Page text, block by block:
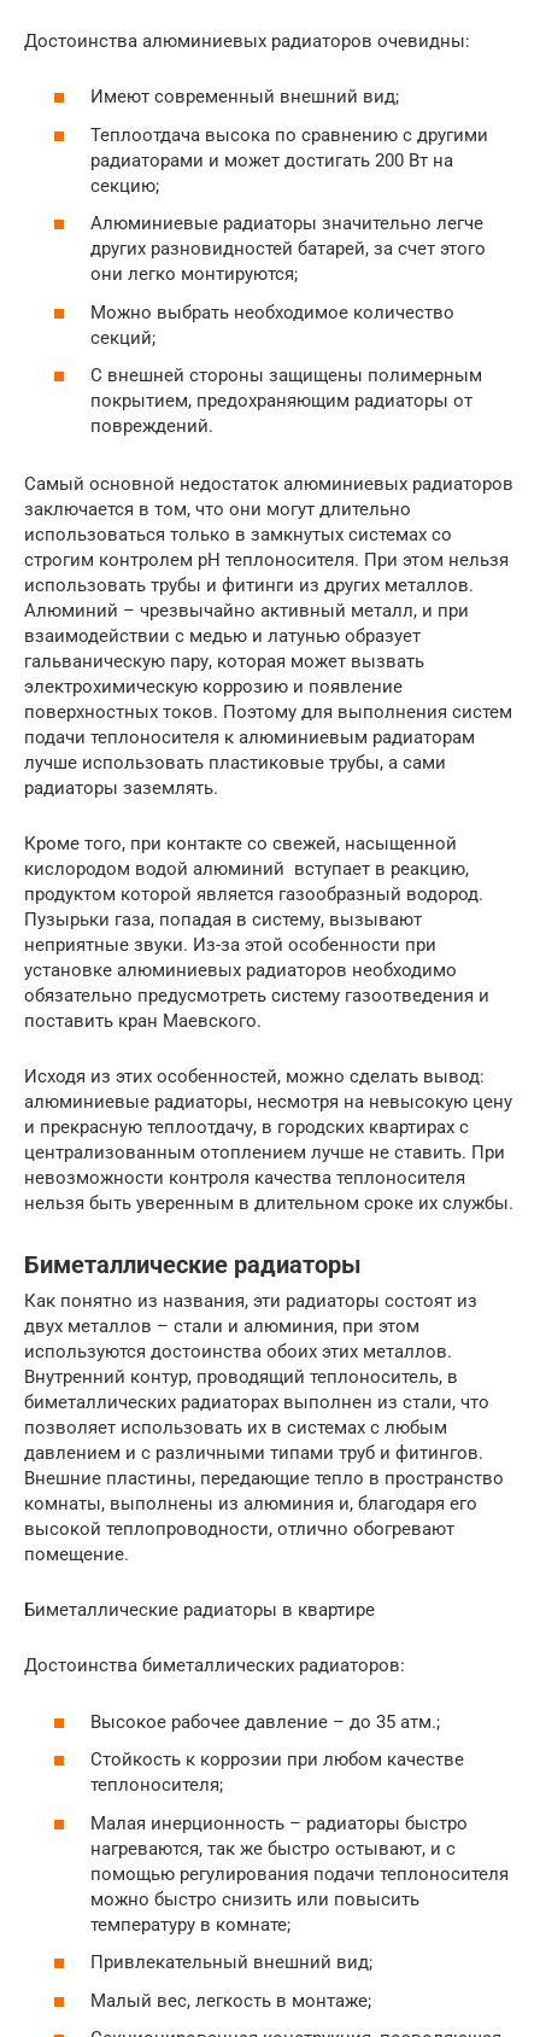
Достоинства алюминиевых радиаторов очевидны:
Имеют современный внешний вид;
Теплоотдача высока по сравнению с другими
радиаторами и может достигать 200 Вт на
секцию;
Алюминиевые радиаторы значительно легче
других разновидностей батарей, за счет этого
они легко монтируются;
Можно выбрать необходимое количество
секций;
С внешней стороны защищены полимерным
покрытием, предохраняющим радиаторы от
повреждений.
Самый основной недостаток алюминиевых радиаторов
заключается в том, что они могут длительно
использоваться только в замкнутых системах со
строгим контролем pH теплоносителя. При этом нельзя
использовать трубы и фитинги из других металлов.
Алюминий – чрезвычайно активный металл, и при
взаимодействии с медью и латунью образует
гальваническую пару, которая может вызвать
электрохимическую коррозию и появление
поверхностных токов. Поэтому для выполнения систем
подачи теплоносителя к алюминиевым радиаторам
лучше использовать пластиковые трубы, а сами
радиаторы заземлять.
Кроме того, при контакте со свежей, насыщенной
кислородом водой алюминий вступает в реакцию,
продуктом которой является газообразный водород.
Пузырьки газа, попадая в систему, вызывают
неприятные звуки. Из-за этой особенности при
установке алюминиевых радиаторов необходимо
обязательно предусмотреть систему газоотведения и
поставить кран Маевского.
Исходя из этих особенностей, можно сделать вывод:
алюминиевые радиаторы, несмотря на невысокую цену
и прекрасную теплоотдачу, в городских квартирах с
централизованным отоплением лучше не ставить. При
невозможности контроля качества теплоносителя
нельзя быть уверенным в длительном сроке их службы.
Биметаллические радиаторы
Как понятно из названия, эти радиаторы состоят из
двух металлов – стали и алюминия, при этом
используются достоинства обоих этих металлов.
Внутренний контур, проводящий теплоноситель, в
биметаллических радиаторах выполнен из стали, что
позволяет использовать их в системах с любым
давлением и с различными типами труб и фитингов.
Внешние пластины, передающие тепло в пространство
комнаты, выполнены из алюминия и, благодаря его
высокой теплопроводности, отлично обогревают
помещение.
Биметаллические радиаторы в квартире
Достоинства биметаллических радиаторов:
Высокое рабочее давление – до 35 атм.;
Стойкость к коррозии при любом качестве
теплоносителя;
Малая инерционность – радиаторы быстро
нагреваются, так же быстро остывают, и с
помощью регулирования подачи теплоносителя
можно быстро снизить или повысить
температуру в комнате;
Привлекательный внешний вид;
Малый вес, легкость в монтаже;